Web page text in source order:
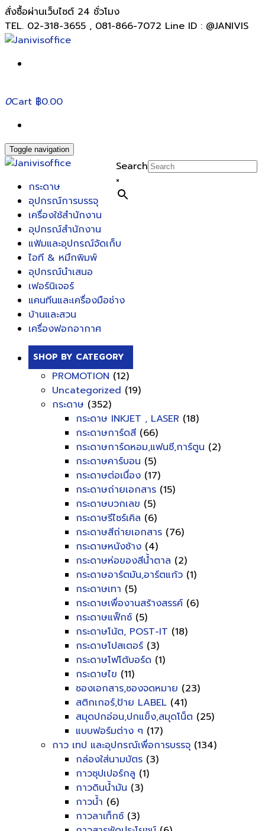
สั่งซื้อผ่านเว็บไซต์ 24 ชั่วโมง
TEL. 02-318-3655 , 081-866-7072 Line ID : @JANIVIS
0Cart ฿0.00
Toggle navigation
Search
×
กระดาษ
อุปกรณ์การบรรจุ
เครื่องใช้สำนักงาน
อุปกรณ์สำนักงาน
แฟ้มและอุปกรณ์จัดเก็บ
ไอที & หมึกพิมพ์
อุปกรณ์นำเสนอ
เฟอร์นิเจอร์
แคนทีนและเครื่องมือช่าง
บ้านและสวน
เครื่องฟอกอากาศ
SHOP BY CATEGORY
PROMOTION (12)
Uncategorized (19)
กระดาษ (352)
กระดาษ INKJET , LASER (18)
กระดาษการ์ดสี (66)
กระดาษการ์ดหอม,แฟนซี,การ์ตูน (2)
กระดาษคาร์บอน (5)
กระดาษต่อเนื่อง (17)
กระดาษถ่ายเอกสาร (15)
กระดาษบวกเลข (5)
กระดาษรีไซร์เคิล (6)
กระดาษสีถ่ายเอกสาร (76)
กระดาษหนังช้าง (4)
กระดาษห่อของสีน้ำตาล (2)
กระดาษอาร์ตมัน,อาร์ตแก้ว (1)
กระดาษเทา (5)
กระดาษเพื่องานสร้างสรรค์ (6)
กระดาษแฟ็กซ์ (5)
กระดาษโน้ต, POST-IT (18)
กระดาษโปสเตอร์ (3)
กระดาษโฟโต้บอร์ด (1)
กระดาษไข (11)
ซองเอกสาร,ซองจดหมาย (23)
สติกเกอร์,ป้าย LABEL (41)
สมุดปกอ่อน,ปกแข็ง,สมุดโน็ต (25)
แบบฟอร์มต่าง ๆ (17)
กาว เทป และอุปกรณ์เพื่อการบรรจุ (134)
กล่องใส่นามบัตร (3)
กาวซุปเปอร์กลู (1)
กาวดินน้ำมัน (3)
กาวน้ำ (6)
กาวลาเท็กซ์ (3)